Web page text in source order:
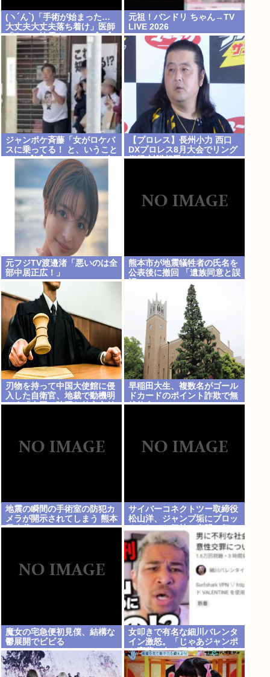
(ヽ´ん`)「手術が始まった…
大丈夫大丈夫落ち着け」医師
「キャー地震よー！」(;ﾟんﾟ)
「！？」
元祖！バンドリ ちゃん→TV
LIVE 2026
ジャンポケ斉藤「女がロケバ
スに乗ってる！ と、いうこと
は！( *ﾟ∀ﾟ)=3ムッハー」 ボ
ロン。
【プロレス】長州小力 西口
DXプロレス8月大会でリング
復帰 対戦相手はクロちゃん
元フジTV渡邉渚「悪いのは全
部中居正広！」
熊本市が地震犠牲者の氏名を
公表後に撤回 「遺族同意と誤
刃物を持って中国大使館に侵
入した自衛官、地裁で動機明
かす「中国の強硬な外交方針
早稲田大生、複数名がゴール
ドカードのポイント詐欺で無
銭飲食
地震の瞬間の手術室の防犯カ
メラが開示されてしまう 熊本
県八代
サイバーコネクトツー取締役
松山洋、ジャンプ垢にブロッ
クされてお気持ち表明。何か
あったらまず晒す！これが令
和のレスバや！
魔女の宅急便初見僕、結構な
鬱展開でビビる
女叩きで有名な細川バレンタ
イン激怒。「じゃあジャンポ
ケ斉藤と女が不同意だったっ
て証拠を出せよ！！！」